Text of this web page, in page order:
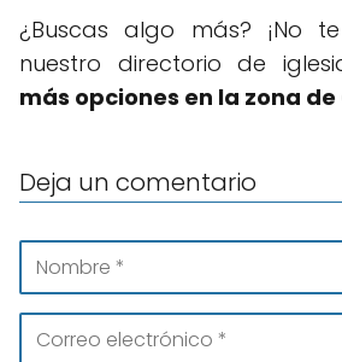
¿Buscas algo más? ¡No
nuestro directorio de
más opciones en la zona
Deja un comentario